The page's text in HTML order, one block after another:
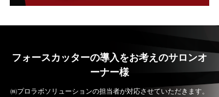
フォースカッターの導入をお考えのサロンオ
ーナー様
㈱プロラボソリューションの担当者が対応させていただきます。